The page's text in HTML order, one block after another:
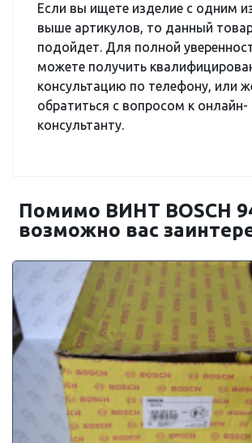
Если вы ищете изделие с одним
выше артикулов, то данный
подойдет. Для полной
можете получить
консультацию по телефону, или
обратиться с вопросом к онлайн-
консультанту.
Помимо ВИНТ BOSCH
возможно вас